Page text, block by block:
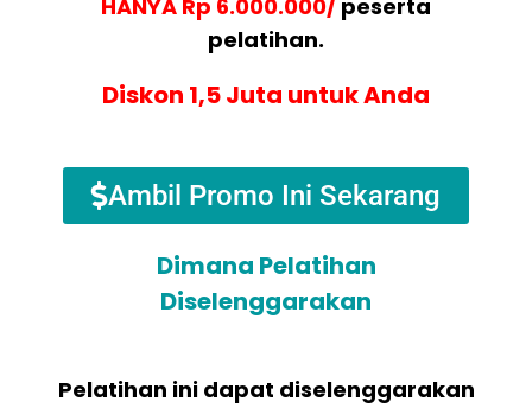
HANYA Rp 6.000.000/ peserta
pelatihan.
Diskon 1,5 Juta untuk Anda
Ambil Promo Ini Sekarang
Dimana Pelatihan
Diselenggarakan
Pelatihan ini dapat diselenggarakan